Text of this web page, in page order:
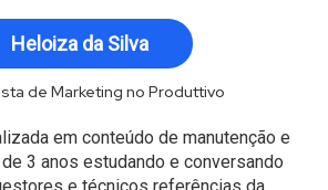
Heloiza da Silva
de Marketing no Produttivo
em conteúdo de manutenção e
3 anos estudando e conversando